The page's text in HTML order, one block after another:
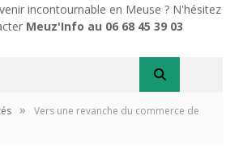
incontournable en Meuse ? N'hésitez
Meuz'Info au 06 68 45 39 03
»
Vers une revanche du commerce de